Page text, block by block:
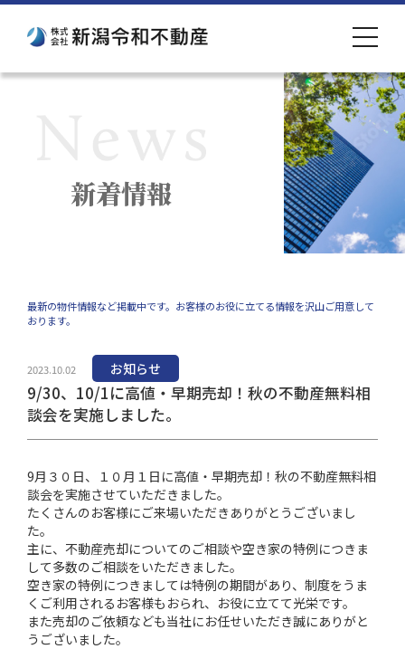
toggle
新着情報
最新の物件情報など掲載中です。お客様のお役に立てる情報を沢山ご用意して
おります。
2023.10.02 お知らせ
9/30、10/1に高値・早期売却！秋の不動産無料相
談会を実施しました。
9月３０日、１０月１日に高値・早期売却！秋の不動産無料相
談会を実施させていただきました。
たくさんのお客様にご来場いただきありがとうございまし
た。
主に、不動産売却についてのご相談や空き家の特例につきま
して多数のご相談をいただきました。
空き家の特例につきましては特例の期間があり、制度をうま
くご利用されるお客様もおられ、お役に立てて光栄です。
また売却のご依頼なども当社にお任せいただき誠にありがと
うございました。